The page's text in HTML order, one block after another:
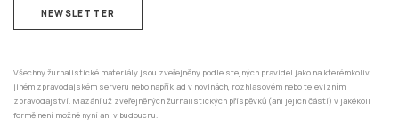
NEWSLETTER
Všechny žurnalistické materiály jsou zveřejněny podle stejných pravidel jako na kterémkoliv
jiném zpravodajském serveru nebo například v novinách, rozhlasovém nebo televizním
zpravodajství. Mazání už zveřejněných žurnalistických příspěvků (ani jejich částí) v jakékoli
formě není možné nyní ani v budoucnu.